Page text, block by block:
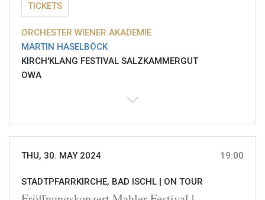
TICKETS
ORCHESTER WIENER AKADEMIE
MARTIN HASELBÖCK
KIRCH'KLANG FESTIVAL SALZKAMMERGUT
OWA
THU, 30. MAY 2024 19:00
STADTPFARRKIRCHE, BAD ISCHL | ON TOUR